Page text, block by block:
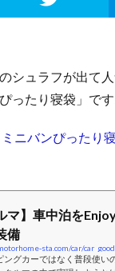
シュラフが出て
ったり寝袋」です
ニバンぴったり
マ】車中泊を
備
sta.com/car/
ングカーではなく普段使い